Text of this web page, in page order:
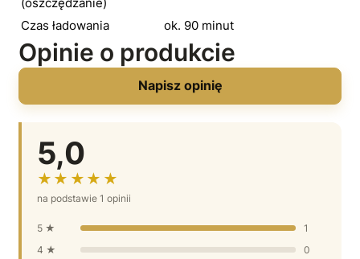
Czas ładowania ok. 90 minut
Opinie o produkcie
Napisz opinię
5,0
★★★★★
na podstawie 1 opinii
5 ★
1
4 ★
0